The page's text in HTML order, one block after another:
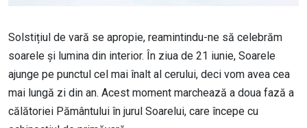
Solstițiul de vară se apropie, reamintindu-ne să celebrăm
soarele și lumina din interior. În ziua de 21 iunie, Soarele
ajunge pe punctul cel mai înalt al cerului, deci vom avea cea
mai lungă zi din an. Acest moment marchează a doua fază a
călătoriei Pământului în jurul Soarelui, care începe cu